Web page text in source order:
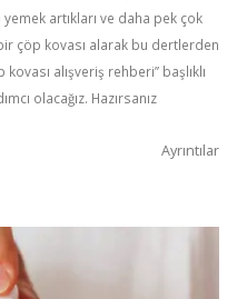
artıkları ve daha pek çok
bir çöp kovası alarak bu dertlerden
alışveriş rehberi” başlıklı
olacağız. Hazırsanız
Ayrıntılar